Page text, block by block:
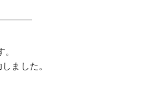
ました。